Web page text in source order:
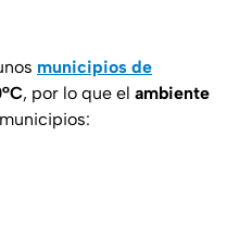
municipios de
, por lo que el ambiente